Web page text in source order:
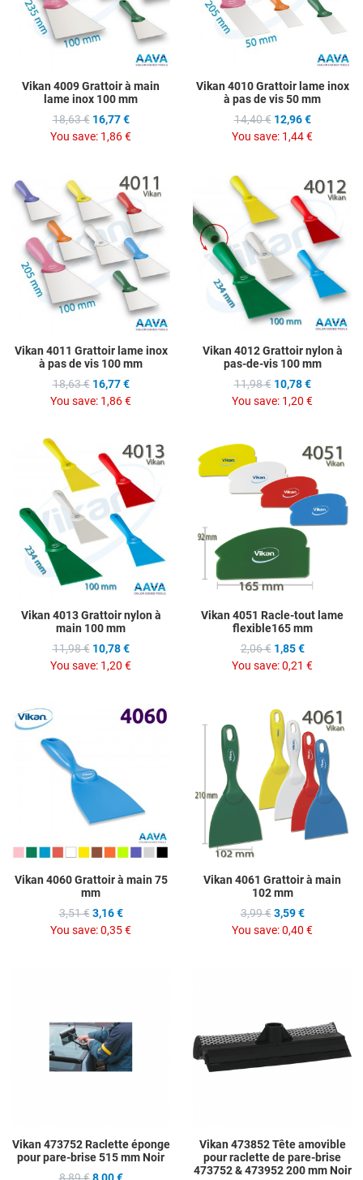
Vikan 4009 Grattoir à main
lame inox 100 mm
18,63 € 16,77 €
You save: 1,86 €
Vikan 4010 Grattoir lame inox
à pas de vis 50 mm
14,40 € 12,96 €
You save: 1,44 €
Add to Wishlist
Add to Compare
Quick View
Vikan 4011 Grattoir lame inox
à pas de vis 100 mm
18,63 € 16,77 €
You save: 1,86 €
Vikan 4012 Grattoir nylon à
pas-de-vis 100 mm
11,98 € 10,78 €
You save: 1,20 €
Add to Wishlist
Add to Compare
Vikan 4013 Grattoir nylon à
main 100 mm
11,98 € 10,78 €
You save: 1,20 €
Vikan 4051 Racle-tout lame
flexible165 mm
2,06 € 1,85 €
You save:0,21 €
Add to Compare
Quick View
Vikan 4060 Grattoir à main 75
mm
3,51 € 3,16 €
You save:0,35 €
Vikan 4061 Grattoir à main
102 mm
3,99 € 3,59 €
You save:0,40 €
Quick View
Vikan 473752 Raclette éponge
pour pare-brise 515 mm Noir
Vikan 473852 Tête amovible
pour raclette de pare-brise
473752 & 473952 200 mm Noir